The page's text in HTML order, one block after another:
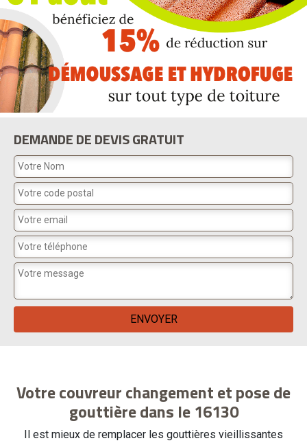
DEMANDE DE DEVIS GRATUIT
Votre couvreur changement et pose de
gouttière dans le 16130
Il est mieux de remplacer les gouttières vieillissantes